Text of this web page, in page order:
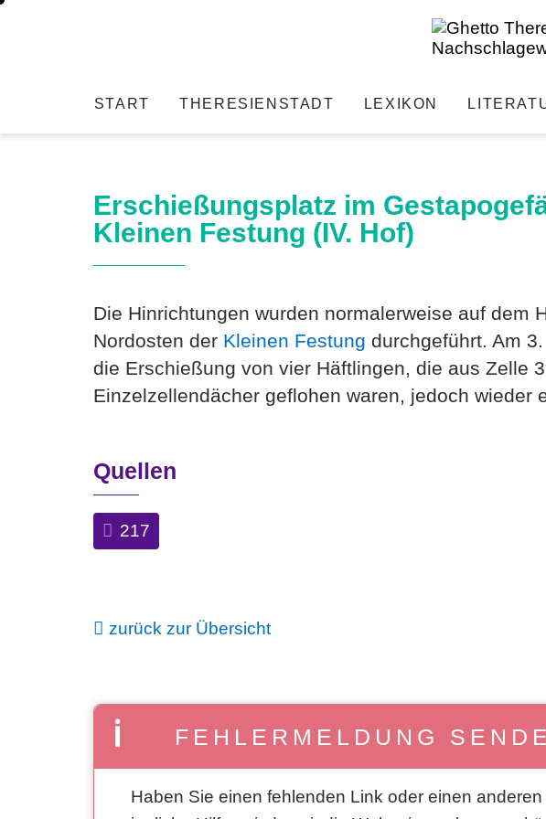
START THERESIENSTADT LEXIKON
Erschießungsplatz im
Kleinen Festung (IV. Hof)
Die Hinrichtungen wurden normalerweise auf dem
Nordosten der Kleinen Festung durchgeführt. Am
die Erschießung von vier Häftlingen, die aus Zelle
Einzelzellendächer geflohen waren, jedoch wieder
Quellen
217
zurück zur Übersicht
FEHLERMELDUNG
Haben Sie einen fehlenden Link oder einen